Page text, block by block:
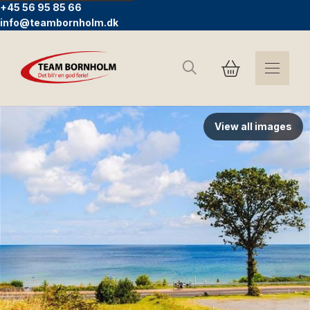
+45 56 95 85 66
info@teambornholm.dk
Search
View all images